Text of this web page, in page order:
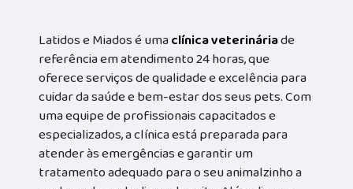
Latidos e Miados é umaclínica veterináriade
referência em atendimento 24 horas, que
oferece serviços de qualidade e excelência para
cuidar da saúde e bem-estar dos seus pets. Com
uma equipe de profissionais capacitados e
especializados, a clínica está preparada para
atender às emergências e garantir um
tratamento adequado para o seu animalzinho a